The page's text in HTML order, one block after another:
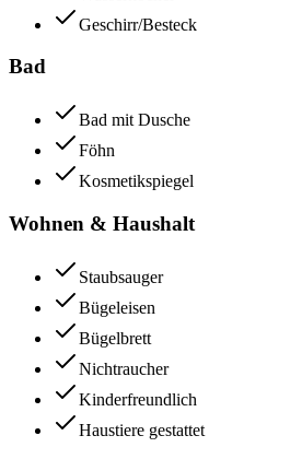
Geschirr/Besteck
Bad
Bad mit Dusche
Föhn
Kosmetikspiegel
Wohnen & Haushalt
Staubsauger
Bügeleisen
Bügelbrett
Nichtraucher
Kinderfreundlich
Haustiere gestattet